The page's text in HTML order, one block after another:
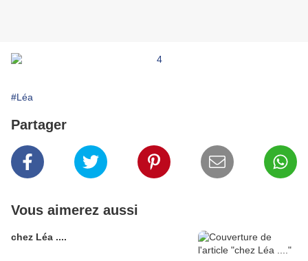
#Léa
Partager
Vous aimerez aussi
chez Léa ....